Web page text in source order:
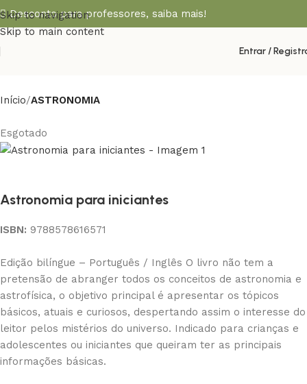
Skip to navigation
Skip to main content
Desconto para professores, saiba mais!
Entrar /
Início ASTRONOMIA
Esgotado
Astronomia para iniciantes
ISBN: 9788578616571
Edição bilíngue – Português / Inglês O livro não tem a
pretensão de abranger todos os conceitos de astronomia e
astrofísica, o objetivo principal é apresentar os tópicos
básicos, atuais e curiosos, despertando assim o interesse do
leitor pelos mistérios do universo. Indicado para crianças e
adolescentes ou iniciantes que queiram ter as principais
informações básicas.